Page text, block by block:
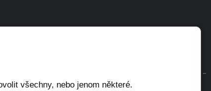
všechny, nebo jenom některé.